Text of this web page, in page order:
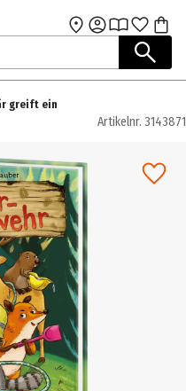
Hauptinhalt
greift ein
Artikelnr. 3143871